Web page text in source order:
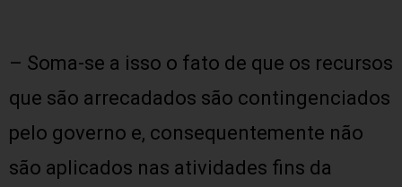
– Soma-se a isso o fato de que os recursos
que são arrecadados são contingenciados
pelo governo e, consequentemente não
são aplicados nas atividades fins da